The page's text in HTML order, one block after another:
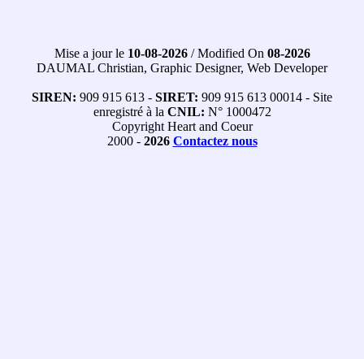
Mise a jour le 10-08-2026/ Modified On 08-2026
DAUMAL Christian, Graphic Designer, Web Developer
SIREN: 909 915 613 - SIRET: 909 915 613 00014 - Site
enregistré à la CNIL: N° 1000472
Copyright Heart and Coeur
2000 - 2026 Contactez nous